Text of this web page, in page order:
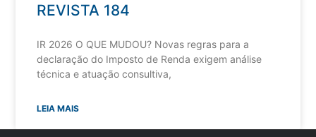
REVISTA 184
IR 2026 O QUE MUDOU? Novas regras para a
declaração do Imposto de Renda exigem análise
técnica e atuação consultiva,
LEIA MAIS